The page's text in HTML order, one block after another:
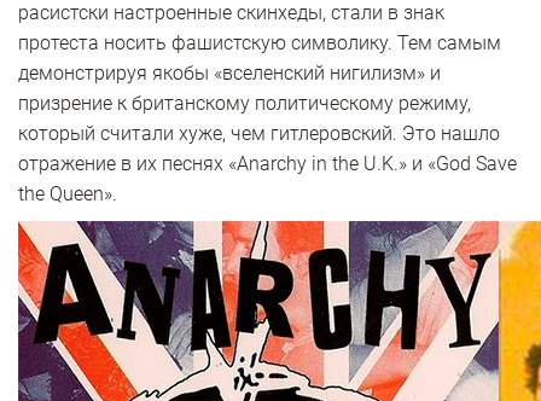
расистски настроенные скинхеды, стали в знак
протеста носить фашистскую символику. Тем самым
демонстрируя якобы «вселенский нигилизм» и
призрение к британскому политическому режиму,
который считали хуже, чем гитлеровский. Это нашло
отражение в их песнях «Anarchy in the U.K.» и «God Save
the Queen».